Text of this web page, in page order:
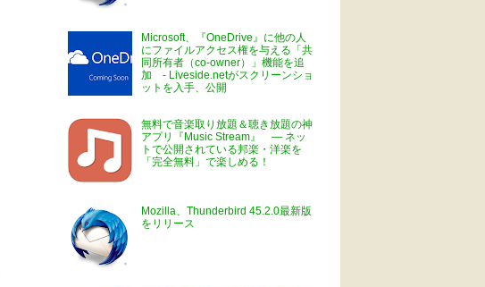
Microsoft、『OneDrive』に他の人
にファイルアクセス権を与える「共
同所有者（co-owner）」機能を追
加 - Liveside.netがスクリーンショ
ットを入手、公開
無料で音楽取り放題＆聴き放題の神
アプリ『Music Stream』 ― ネッ
トで公開されている邦楽・洋楽を
「完全無料」で楽しめる！
Mozilla、Thunderbird 45.2.0最新版
をリリース